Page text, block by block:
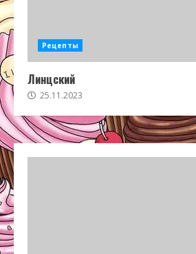
Рецепты
Линцский
25.11.2023